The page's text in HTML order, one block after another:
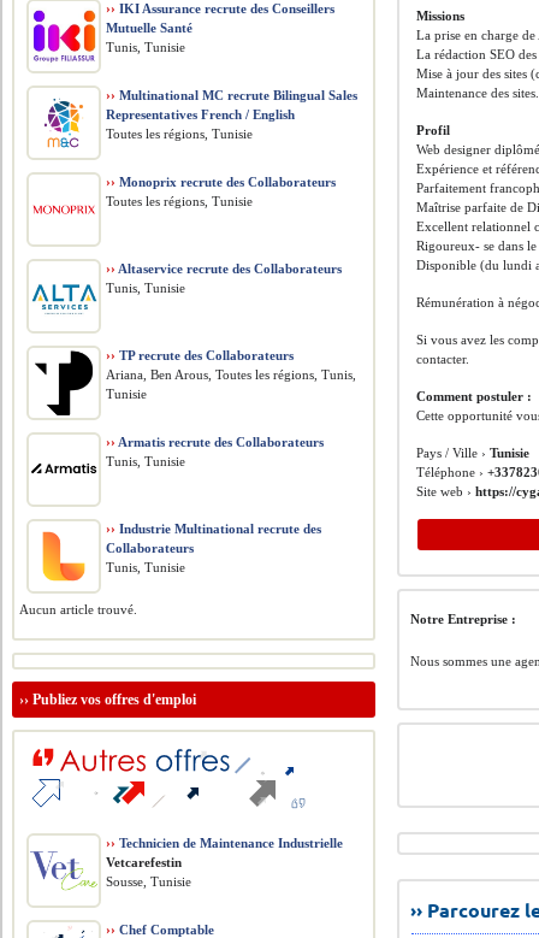
Missions
La prise en charge
La rédaction SEO
Mise à jour des sites
Maintenance des sites.
Profil
Web designer
Expérience et
Parfaitement
Maîtrise parfaite de
Excellent relationnel
Rigoureux- se dans
Disponible (du lundi
Rémunération à
Si vous avez les
contacter.
Comment postuler :
Cette opportunité
Pays / Ville ›Tunisie
Téléphone ›
Site web ›https://
Notre Entreprise :
Nous sommes une
››
›› IKI Assurance recrute des Conseillers
Mutuelle Santé
Tunis, Tunisie
›› Multinational MC recrute Bilingual Sales
Representatives French / English
Toutes les régions, Tunisie
›› Monoprix recrute des Collaborateurs
Toutes les régions, Tunisie
›› Altaservice recrute des Collaborateurs
Tunis, Tunisie
›› TP recrute des Collaborateurs
Ariana, Ben Arous, Toutes les régions, Tunis,
Tunisie
›› Armatis recrute des Collaborateurs
Tunis, Tunisie
›› Industrie Multinational recrute des
Collaborateurs
Tunis, Tunisie
Aucun article trouvé.
››Publiez vos offres d'emploi
›› Technicien de Maintenance Industrielle
Vetcarefestin
Sousse, Tunisie
›› Chef Comptable